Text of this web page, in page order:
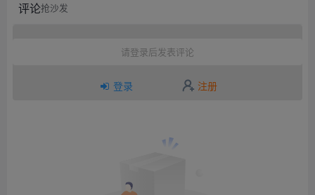
评论抢沙发
请登录后发表评论
登录 注册